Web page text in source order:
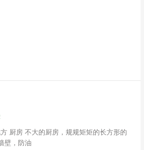
厨房 不大的厨房，规规矩矩的长方形的
壁，防油